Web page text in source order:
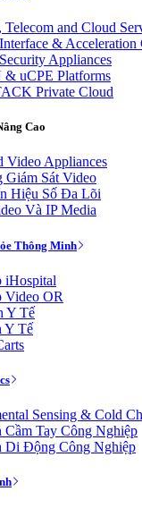
Telecom and Cloud
& Acceleration
Appliances
& uCPE Platforms
Private Cloud
Cao
Video Appliances
Giám Sát Video
Hiệu Số Đa Lõi
Và IP Media
Thông Minh
iHospital
Video OR
Y Tế
Y Tế
Sensing & Cold
Tay Công Nghiệp
Di Động Công Nghiệp